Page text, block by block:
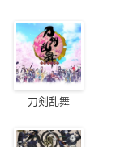
刀剣乱舞